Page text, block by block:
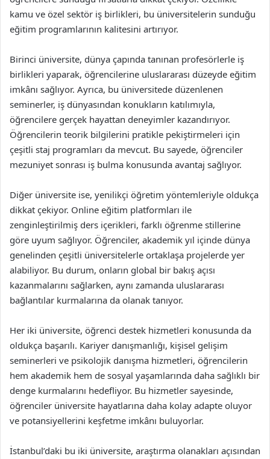
kamu ve özel sektör iş birlikleri, bu üniversitelerin sunduğu
eğitim programlarının kalitesini artırıyor.
Birinci üniversite, dünya çapında tanınan profesörlerle iş
birlikleri yaparak, öğrencilerine uluslararası düzeyde eğitim
imkânı sağlıyor. Ayrıca, bu üniversitede düzenlenen
seminerler, iş dünyasından konukların katılımıyla,
öğrencilere gerçek hayattan deneyimler kazandırıyor.
Öğrencilerin teorik bilgilerini pratikle pekiştirmeleri için
çeşitli staj programları da mevcut. Bu sayede, öğrenciler
mezuniyet sonrası iş bulma konusunda avantaj sağlıyor.
Diğer üniversite ise, yenilikçi öğretim yöntemleriyle oldukça
dikkat çekiyor. Online eğitim platformları ile
zenginleştirilmiş ders içerikleri, farklı öğrenme stillerine
göre uyum sağlıyor. Öğrenciler, akademik yıl içinde dünya
genelinden çeşitli üniversitelerle ortaklaşa projelerde yer
alabiliyor. Bu durum, onların global bir bakış açısı
kazanmalarını sağlarken, aynı zamanda uluslararası
bağlantılar kurmalarına da olanak tanıyor.
Her iki üniversite, öğrenci destek hizmetleri konusunda da
oldukça başarılı. Kariyer danışmanlığı, kişisel gelişim
seminerleri ve psikolojik danışma hizmetleri, öğrencilerin
hem akademik hem de sosyal yaşamlarında daha sağlıklı bir
denge kurmalarını hedefliyor. Bu hizmetler sayesinde,
öğrenciler üniversite hayatlarına daha kolay adapte oluyor
ve potansiyellerini keşfetme imkânı buluyorlar.
İstanbul’daki bu iki üniversite, araştırma olanakları açısından